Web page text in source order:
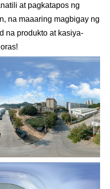
at pagkatapos ng
na maaaring magbigay ng
na produkto at kasiya-